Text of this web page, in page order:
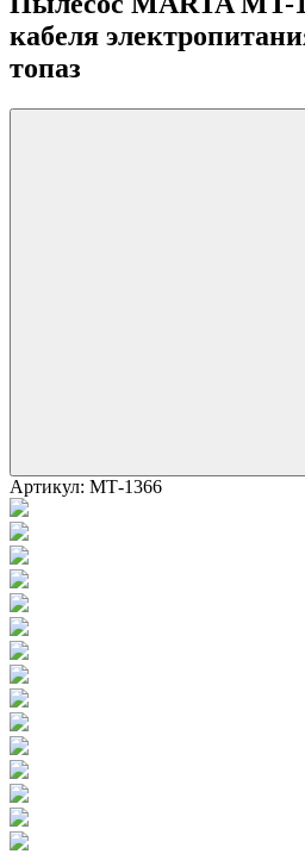
кабеля
топаз
Артикул: МТ-1366